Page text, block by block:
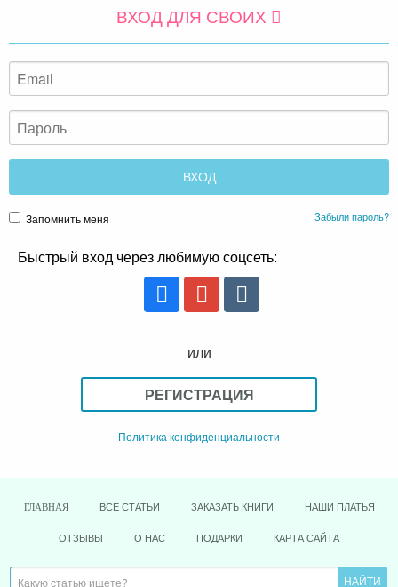
ВХОД ДЛЯ СВОИХ
Запомнить меня Забыли пароль?
Быстрый вход через любимую соцсеть:
или
РЕГИСТРАЦИЯ
Политика конфиденциальности
ГЛАВНАЯ ВСЕ СТАТЬИ ЗАКАЗАТЬ КНИГИ НАШИ ПЛАТЬЯ
ОТЗЫВЫ О НАС ПОДАРКИ КАРТА САЙТА